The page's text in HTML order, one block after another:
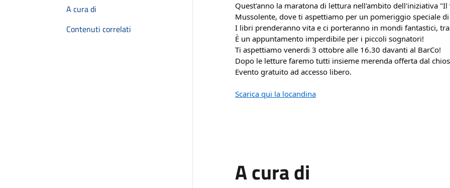
A cura di
Contenuti correlati
Quest'anno la maratona di lettura nell'ambito dell'iniziativa
Mussolente, dove ti aspettiamo per un pomeriggio speciale
I libri prenderanno vita e ci porteranno in mondi fantastici,
È un appuntamento imperdibile per i piccoli sognatori!
Ti aspettiamo venerdi 3 ottobre alle 16.30 davanti al BarCo!
Dopo le letture faremo tutti insieme merenda offerta dal
Evento gratuito ad accesso libero.
Scarica qui la locandina
A cura di